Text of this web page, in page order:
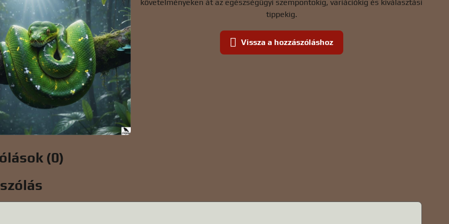
követelményeken át az egészségügyi szempontokig, variációkig és kiválasztási
tippekig.
Vissza a hozzászóláshoz
(0)